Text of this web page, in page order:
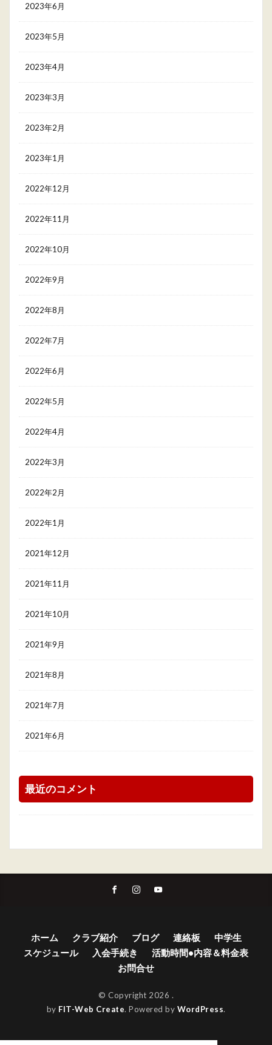
2023年6月
2023年5月
2023年4月
2023年3月
2023年2月
2023年1月
2022年12月
2022年11月
2022年10月
2022年9月
2022年8月
2022年7月
2022年6月
2022年5月
2022年4月
2022年3月
2022年2月
2022年1月
2021年12月
2021年11月
2021年10月
2021年9月
2021年8月
2021年7月
2021年6月
最近のコメント
ホーム クラブ紹介 ブログ 連絡板
中学生
スケジュール
入会手続き
活動時間•内容＆料金表
お問合せ
© Copyright 2026 .
by FIT-Web Create. Powered by WordPress.